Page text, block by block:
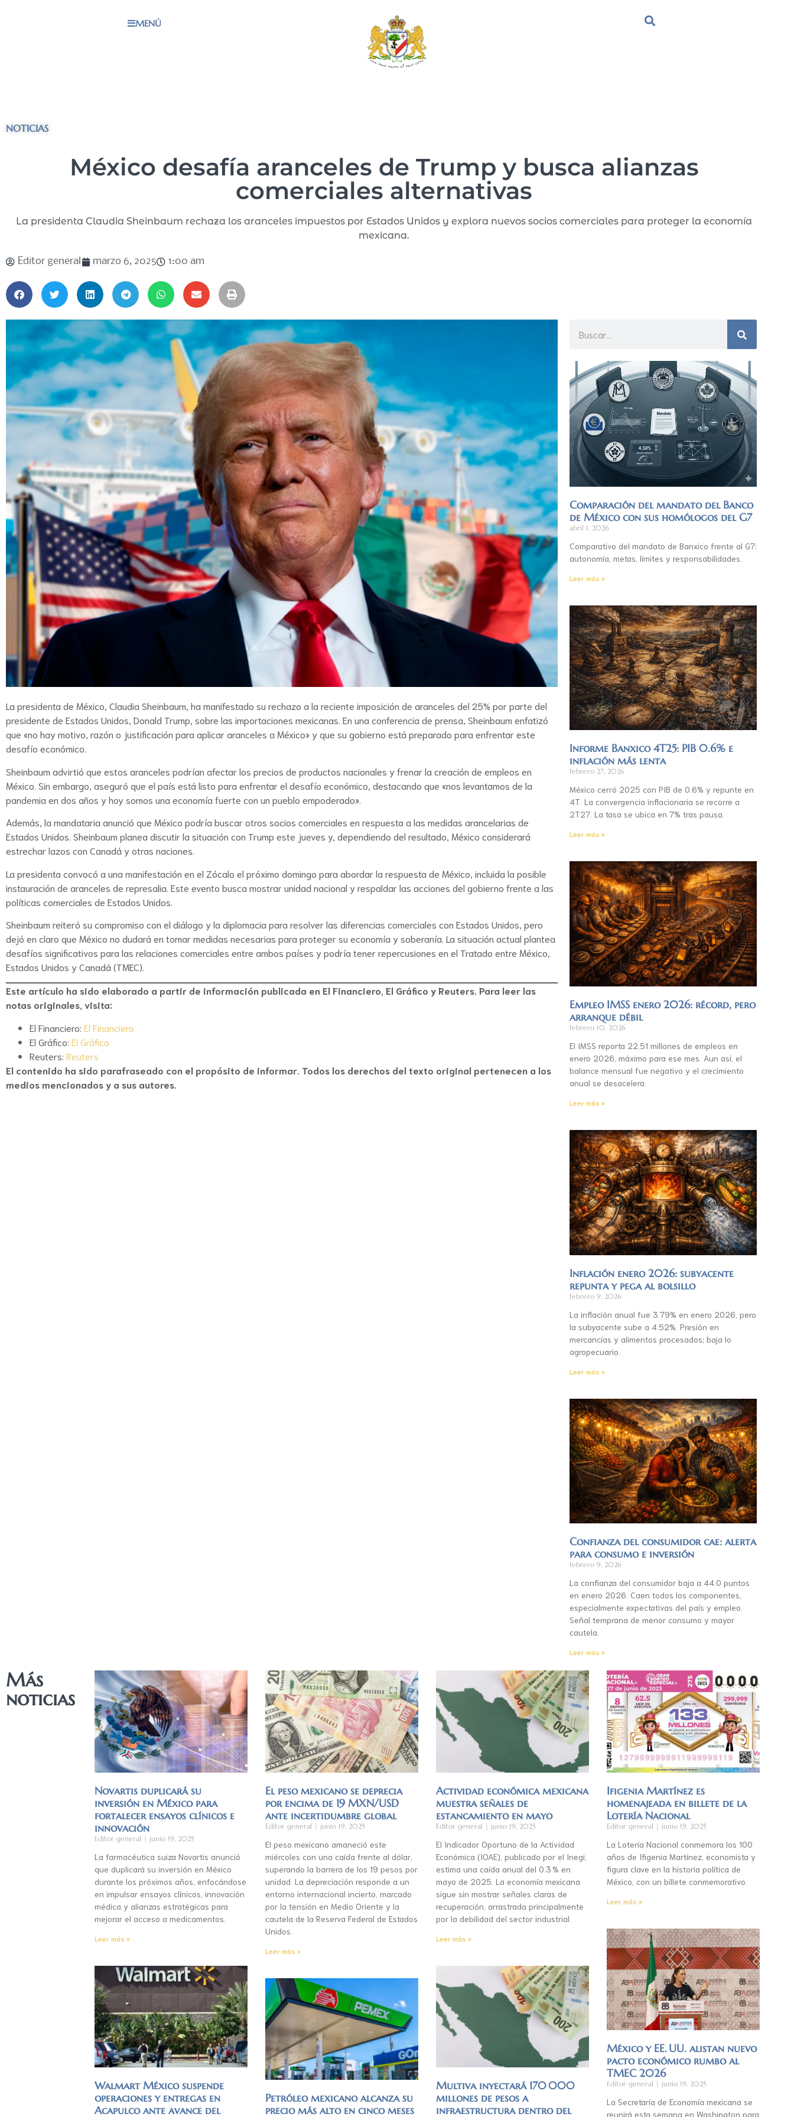
MENÚ
NOTICIAS
México desafía aranceles de Trump y busca alianzas
comerciales alternativas
La presidenta Claudia Sheinbaum rechaza los aranceles impuestos por Estados Unidos y explora nuevos socios comerciales para proteger la economía
mexicana.
Editor general marzo 6, 2025 1:00 am
La presidenta de México, Claudia Sheinbaum, ha manifestado su rechazo a la reciente imposición de aranceles del 25% por parte del
presidente de Estados Unidos, Donald Trump, sobre las importaciones mexicanas. En una conferencia de prensa, Sheinbaum enfatizó
que «no hay motivo, razón o justificación para aplicar aranceles a México» y que su gobierno está preparado para enfrentar este
desafío económico.
Sheinbaum advirtió que estos aranceles podrían afectar los precios de productos nacionales y frenar la creación de empleos en
México. Sin embargo, aseguró que el país está listo para enfrentar el desafío económico, destacando que «nos levantamos de la
pandemia en dos años y hoy somos una economía fuerte con un pueblo empoderado».
Además, la mandataria anunció que México podría buscar otros socios comerciales en respuesta a las medidas arancelarias de
Estados Unidos. Sheinbaum planea discutir la situación con Trump este jueves y, dependiendo del resultado, México considerará
estrechar lazos con Canadá y otras naciones.
La presidenta convocó a una manifestación en el Zócalo el próximo domingo para abordar la respuesta de México, incluida la posible
instauración de aranceles de represalia. Este evento busca mostrar unidad nacional y respaldar las acciones del gobierno frente a las
políticas comerciales de Estados Unidos.
Sheinbaum reiteró su compromiso con el diálogo y la diplomacia para resolver las diferencias comerciales con Estados Unidos, pero
dejó en claro que México no dudará en tomar medidas necesarias para proteger su economía y soberanía. La situación actual plantea
desafíos significativos para las relaciones comerciales entre ambos países y podría tener repercusiones en el Tratado entre México,
Estados Unidos y Canadá (TMEC).
Este artículo ha sido elaborado a partir de información publicada en El Financiero, El Gráfico y Reuters. Para leer las
notas originales, visita:
El Financiero: El Financiero
El Gráfico: El Gráfico
Reuters: Reuters
El contenido ha sido parafraseado con el propósito de informar. Todos los derechos del texto original pertenecen a los
medios mencionados y a sus autores.
Comparación del mandato del Banco
de México con sus homólogos del G7
abril 1, 2026
Comparativo del mandato de Banxico frente al G7:
autonomía, metas, límites y responsabilidades.
Leer más »
Informe Banxico 4T25: PIB 0.6% e
inflación más lenta
febrero 27, 2026
México cerró 2025 con PIB de 0.6% y repunte en
4T. La convergencia inflacionaria se recorre a
2T27. La tasa se ubica en 7% tras pausa.
Leer más »
Empleo IMSS enero 2026: récord, pero
arranque débil
febrero 10, 2026
El IMSS reporta 22.51 millones de empleos en
enero 2026, máximo para ese mes. Aun así, el
balance mensual fue negativo y el crecimiento
anual se desacelera.
Leer más »
Inflación enero 2026: subyacente
repunta y pega al bolsillo
febrero 9, 2026
La inflación anual fue 3.79% en enero 2026, pero
la subyacente sube a 4.52%. Presión en
mercancías y alimentos procesados; baja lo
agropecuario.
Leer más »
Confianza del consumidor cae: alerta
para consumo e inversión
febrero 9, 2026
La confianza del consumidor baja a 44.0 puntos
en enero 2026. Caen todos los componentes,
especialmente expectativas del país y empleo.
Señal temprana de menor consumo y mayor
cautela.
Leer más »
Más
noticias
Novartis duplicará su
inversión en México para
fortalecer ensayos clínicos e
innovación
Editor general junio 19, 2025
La farmacéutica suiza Novartis anunció
que duplicará su inversión en México
durante los próximos años, enfocándose
en impulsar ensayos clínicos, innovación
médica y alianzas estratégicas para
mejorar el acceso a medicamentos.
Leer más »
El peso mexicano se deprecia
por encima de 19 MXN/USD
ante incertidumbre global
Editor general junio 19, 2025
El peso mexicano amaneció este
miércoles con una caída frente al dólar,
superando la barrera de los 19 pesos por
unidad. La depreciación responde a un
entorno internacional incierto, marcado
por la tensión en Medio Oriente y la
cautela de la Reserva Federal de Estados
Unidos.
Leer más »
Actividad económica mexicana
muestra señales de
estancamiento en mayo
Editor general junio 19, 2025
El Indicador Oportuno de la Actividad
Económica (IOAE), publicado por el Inegi,
estima una caída anual del 0.3 % en
mayo de 2025. La economía mexicana
sigue sin mostrar señales claras de
recuperación, arrastrada principalmente
por la debilidad del sector industrial.
Leer más »
Ifigenia Martínez es
homenajeada en billete de la
Lotería Nacional
Editor general junio 19, 2025
La Lotería Nacional conmemora los 100
años de Ifigenia Martínez, economista y
figura clave en la historia política de
México, con un billete conmemorativo.
Leer más »
Walmart México suspende
operaciones y entregas en
Acapulco ante avance del
Petróleo mexicano alcanza su
precio más alto en cinco meses
Multiva inyectará 170 000
millones de pesos a
infraestructura dentro del
México y EE. UU. alistan nuevo
pacto económico rumbo al
TMEC 2026
Editor general junio 19, 2025
La Secretaría de Economía mexicana se
reunirá esta semana en Washington para